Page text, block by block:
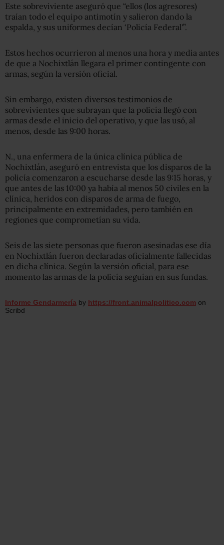
Este sobreviviente aseguró que “ellos (los agresores)
traían todo el equipo antimotín y salieron dando la
espalda, y sus uniformes decían ‘Policía Federal'”.
Estos hechos ocurrieron al menos una hora y media antes
de que a Nochixtlán llegara el primer contingente con
armas, según la versión oficial.
Sin embargo, existen diversos testimonios de
sobrevivientes que subrayan que la policía llegó con
armas desde el inicio del operativo, y que las usó, al
menos, desde las 9:00 horas.
N., una enfermera de la única clínica pública de
Nochixtlán, aseguró en entrevista que los disparos de la
policía comenzaron a escucharse desde las 9:15 horas, y
que antes de las 10:00 ya había al menos 50 civiles en la
clínica, heridos con disparos de arma de fuego,
principalmente en extremidades, pero también en
regiones que comprometían su vida.
Seis de las siete personas que fueron asesinadas ese día
en Nochixtlán fueron declaradas oficialmente fallecidas
en dicha clínica. Según la versión oficial, para ese
momento las armas de la policía seguían en sus fundas.
Informe Gendarmería by https://front.animalpolitico.com on
Scribd